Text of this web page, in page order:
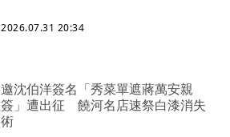
2026.07.31 20:34
邀沈伯洋簽名「秀菜單遮蔣萬安親
簽」遭出征 饒河名店速祭白漆消失
術